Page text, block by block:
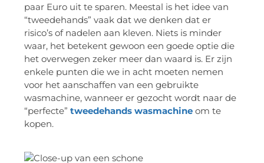
paar Euro uit te sparen. Meestal is het idee van
“tweedehands” vaak dat we denken dat er
risico’s of nadelen aan kleven. Niets is minder
waar, het betekent gewoon een goede optie die
het overwegen zeker meer dan waard is. Er zijn
enkele punten die we in acht moeten nemen
voor het aanschaffen van een gebruikte
wasmachine, wanneer er gezocht wordt naar de
“perfecte” tweedehands wasmachine om te
kopen.